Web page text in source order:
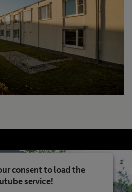
consent to load the
service!